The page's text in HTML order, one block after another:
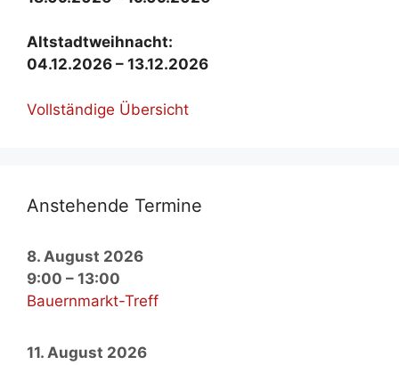
Alt­stadt­weih­nacht:
04.12.2026 – 13.12.2026
Voll­stän­di­ge Über­sicht
An­ste­hen­de Ter­mi­ne
8. August 2026
9:00 – 13:00
Bauernmarkt-Treff
11. August 2026